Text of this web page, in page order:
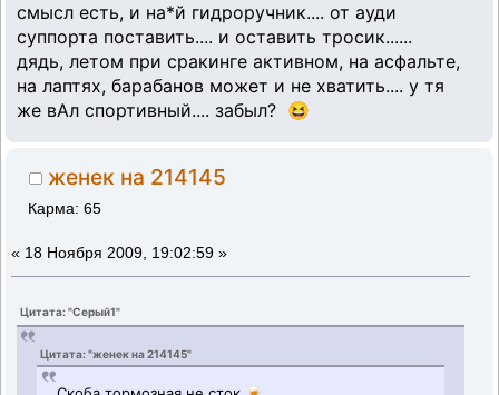
смысл есть, и на*й гидроручник.... от ауди
суппорта поставить.... и оставить тросик......
дядь, летом при сракинге активном, на асфальте,
на лаптях, барабанов может и не хватить.... у тя
же вАл спортивный.... забыл? 😆
женек на 214145
Карма: 65
« 18 Ноября 2009, 19:02:59 »
Цитата: "Серый1"
Цитата: "женек на 214145"